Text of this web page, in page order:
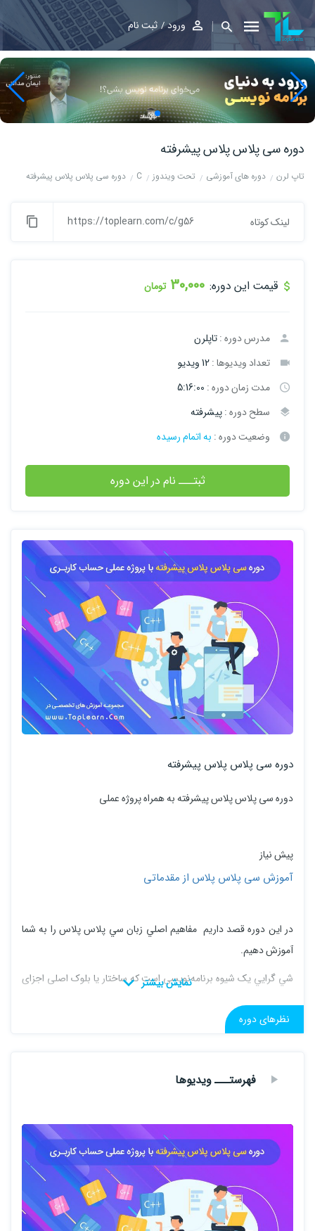
ورود ثبت نام
دوره سی پلاس پلاس پیشرفته
تاپ لرن دوره های آموزشی تحت ویندوز C دوره سی پلاس پلاس پیشرفته
لینک کوتاه https://toplearn.com/c/g56
قیمت این دوره: 30,000 تومان
مدرس دوره :تاپلرن
تعداد ویدیوها :12 ویدیو
مدت زمان دوره : 5:16:00
سطح دوره :پیشرفته
وضعیت دوره : به اتمام رسیده
ثبتـــ نام در این دوره
دوره سی پلاس پلاس پیشرفته
دوره سی پلاس پلاس پیشرفته به همراه پروژه عملی
پیش نیاز
آموزش سی پلاس پلاس از مقدماتی
در اين دوره قصد داريم مفاهيم اصلي زبان سي پلاس پلاس را به شما
آموزش دهيم.
شي گرايي یک شیوه برنامه‌نویسی است که ساختار یا بلوک اصلی اجزای
گرایش پیدا می‌کند.
واقعیت که نحوه عملکرد مغز و شیوهٔ دریافت اطلاعات از محیط پیرامون و
پردازش آن اطلاعات (اندیشیدن)، شیوه‌ای شی گراست، از همین روی
می‌بایستی زبانی تعریف می‌شد که همین شیوه را مبنای کار خود قرار داده
و بازتولید می‌کرد؛ و دقیقاً به همان شکل که اشیا در جهان خارج، دارای
هویت و کارکرد مشخص و یگانه برای خود هستند و در عین حال با دیگر
نظرهای دوره
فهرستـــ ویدیوها